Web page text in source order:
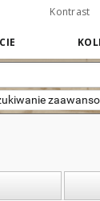
Kontrast